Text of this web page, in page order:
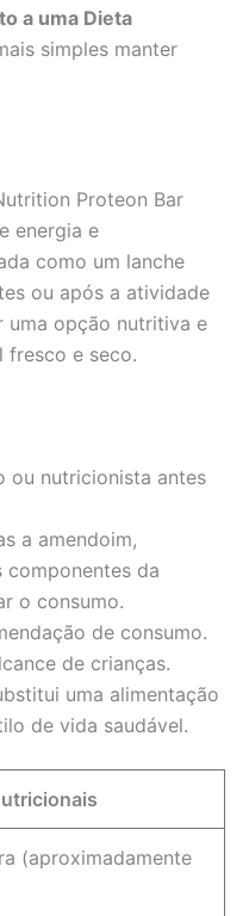
a uma Dieta
simples manter
Proteon Bar
energia e
como um lanche
ou após a atividade
uma opção nutritiva e
fresco e seco.
ou nutricionista antes
a amendoim,
da
o consumo.
de consumo.
de crianças.
uma alimentação
de vida saudável.
(aproximadamente